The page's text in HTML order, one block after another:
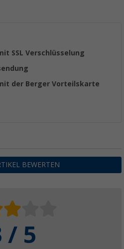
SSL Verschlüsselung
der Berger Vorteilskarte
BEWERTEN
/ 5